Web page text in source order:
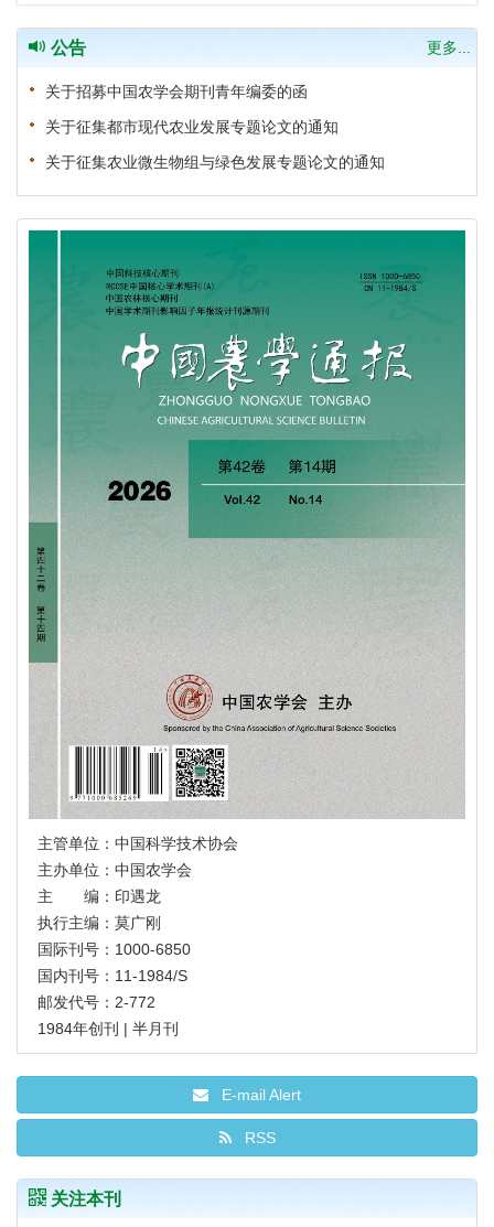
公告 更多...
关于招募中国农学会期刊青年编委的函
关于征集都市现代农业发展专题论文的通知
关于征集农业微生物组与绿色发展专题论文的通知
主管单位：中国科学技术协会
主办单位：中国农学会
主 编：印遇龙
执行主编：莫广刚
国际刊号：1000-6850
国内刊号：11-1984/S
邮发代号：2-772
1984年创刊 | 半月刊
E-mail Alert
RSS
关注本刊